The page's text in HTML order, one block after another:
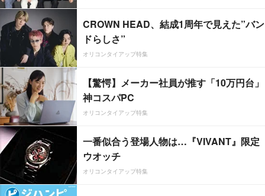
CROWN HEAD、結成1周年で見えた”バン
ドらしさ”
オリコンタイアップ特集
【驚愕】メーカー社員が推す「10万円台」
神コスパPC
オリコンタイアップ特集
一番似合う登場人物は…『VIVANT』限定
ウオッチ
オリコンタイアップ特集